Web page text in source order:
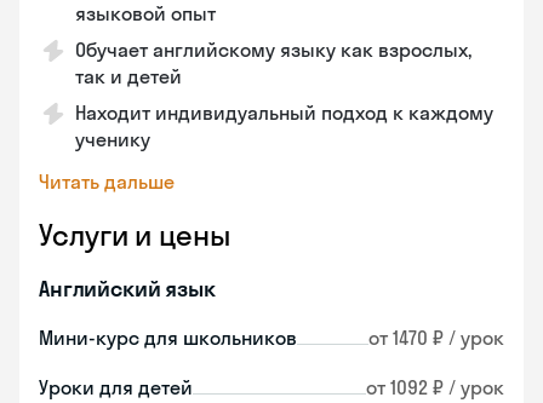
языковой опыт
Обучает английскому языку как взрослых,
так и детей
Находит индивидуальный подход к каждому
ученику
Читать дальше
Услуги и цены
Английский язык
Мини-курс для школьников от 1470 ₽ / урок
Уроки для детей от 1092 ₽ / урок